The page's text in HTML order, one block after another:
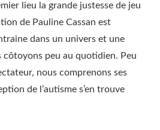
lieu la grande justesse de jeu
de Pauline Cassan est
dans un univers et une
peu au quotidien. Peu
nous comprenons ses
de l’autisme s’en trouve